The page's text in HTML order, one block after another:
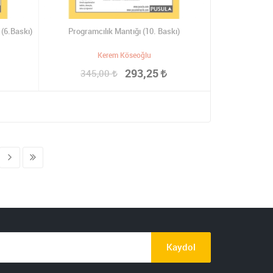
Programcılık Mantığı (10. Baskı)
Kerem Köseoğlu
345,00 293,25
Kaydol